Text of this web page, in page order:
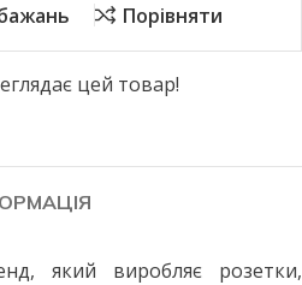
Порівняти
цей товар!
який виробляє розетки,